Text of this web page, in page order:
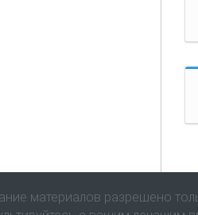
материалов разрешено